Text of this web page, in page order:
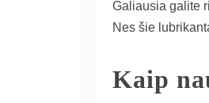
Galiausia galite
Nes šie
Kaip